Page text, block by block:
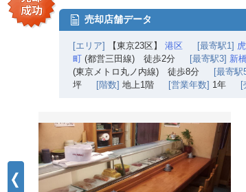
売却店舗データ
[エリア] 【東京23区】 港区 [最寄駅1]
町 (都営三田線) 徒歩2分 [最寄駅3] 新
(東京メトロ丸ノ内線) 徒歩8分
[最寄駅
坪
[階数] 地上1階 [営業年数] 1年 [